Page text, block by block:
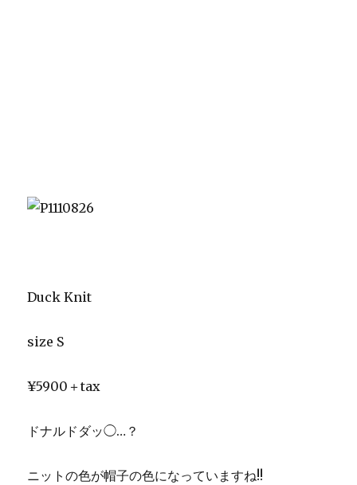
Duck Knit
size S
¥5900＋tax
ドナルドダッ◯…？
ニットの色が帽子の色になっていますね!!